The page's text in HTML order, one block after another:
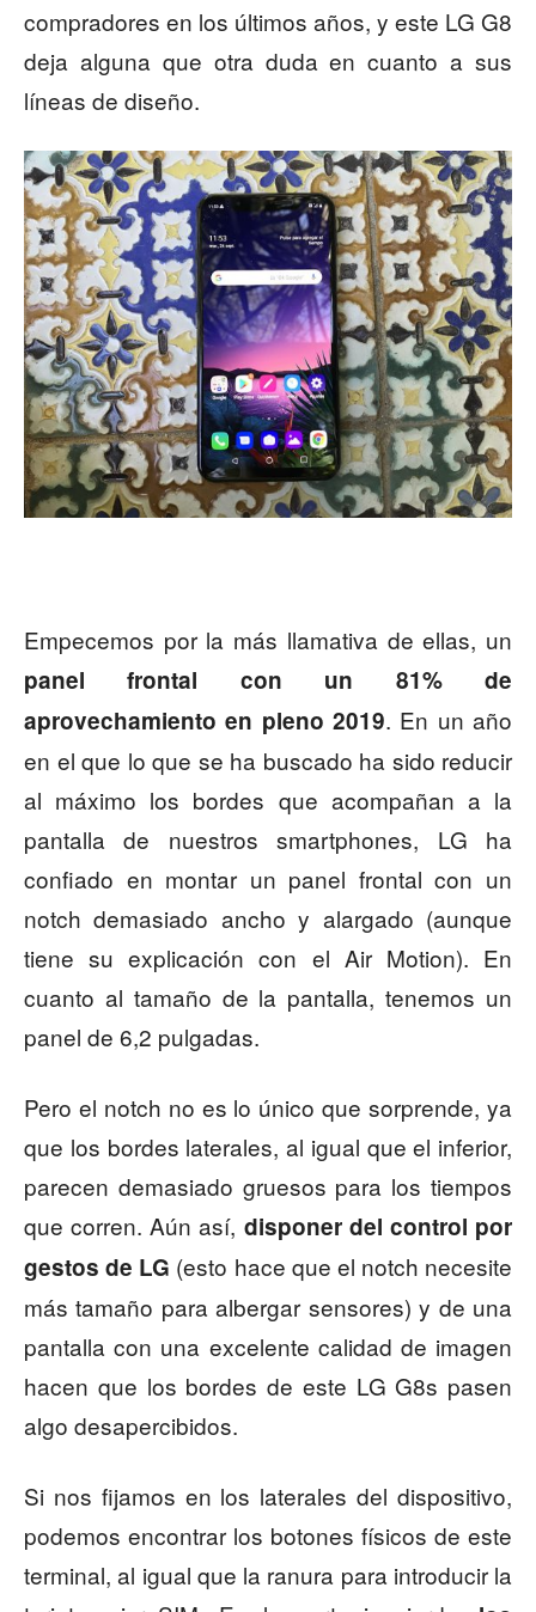
compradores en los últimos años, y este LG G8
deja alguna que otra duda en cuanto a sus
líneas de diseño.
Empecemos por la más llamativa de ellas, un
panel frontal con un 81% de
aprovechamiento en pleno 2019. En un año
en el que lo que se ha buscado ha sido reducir
al máximo los bordes que acompañan a la
pantalla de nuestros smartphones, LG ha
confiado en montar un panel frontal con un
notch demasiado ancho y alargado (aunque
tiene su explicación con el Air Motion). En
cuanto al tamaño de la pantalla, tenemos un
panel de 6,2 pulgadas.
Pero el notch no es lo único que sorprende, ya
que los bordes laterales, al igual que el inferior,
parecen demasiado gruesos para los tiempos
que corren. Aún así, disponer del control por
gestos de LG (esto hace que el notch necesite
más tamaño para albergar sensores) y de una
pantalla con una excelente calidad de imagen
hacen que los bordes de este LG G8s pasen
algo desapercibidos.
Si nos fijamos en los laterales del dispositivo,
podemos encontrar los botones físicos de este
terminal, al igual que la ranura para introducir la